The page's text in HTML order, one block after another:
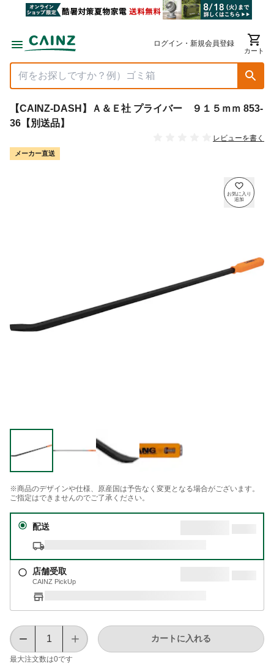
ログイン・新規会員登録
カート
【CAINZ-DASH】Ａ＆Ｅ社 プライバー ９１５ｍｍ 853-
36【別送品】
レビューを書く
メーカー直送
※商品のデザインや仕様、原産国は予告なく変更となる場合がございます。
ご指定はできませんのでご了承ください。
配送
店舗受取
CAINZ PickUp
最大注文数は0です
カートに入れる